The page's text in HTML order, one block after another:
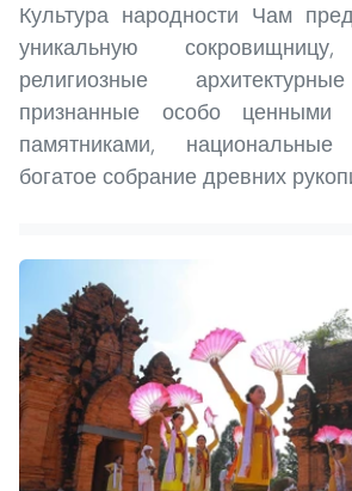
Культура народности Чам
уникальную
религиозные
признанные особо ценными
памятниками,
богатое собрание древних